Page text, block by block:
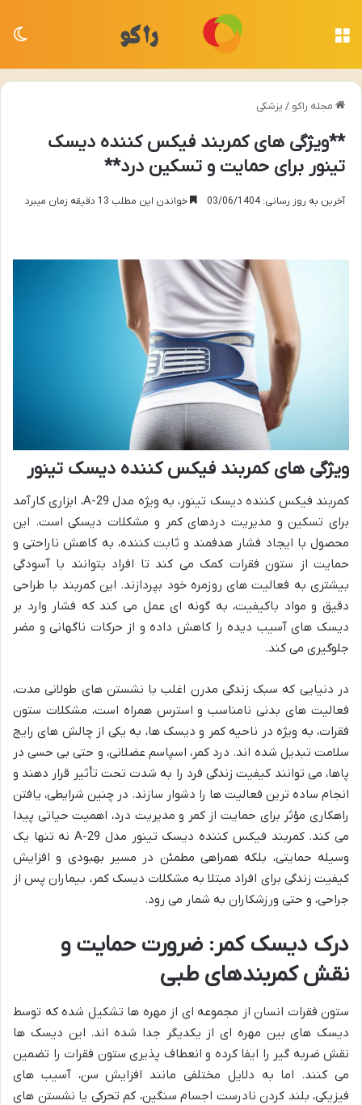
مجله راکو / پزشکی
**ویژگی های کمربند فیکس کننده دیسک
تینور برای حمایت و تسکین درد**
آخرین به روز رسانی: 03/06/1404 خواندن این مطلب 13 دقیقه زمان میبرد
ویژگی های کمربند فیکس کننده دیسک تینور
کمربند فیکس کننده دیسک تینور، به ویژه مدل A-29، ابزاری کارآمد
برای تسکین و مدیریت دردهای کمر و مشکلات دیسکی است. این
محصول با ایجاد فشار هدفمند و ثابت کننده، به کاهش ناراحتی و
حمایت از ستون فقرات کمک می کند تا افراد بتوانند با آسودگی
بیشتری به فعالیت های روزمره خود بپردازند. این کمربند با طراحی
دقیق و مواد باکیفیت، به گونه ای عمل می کند که فشار وارد بر
دیسک های آسیب دیده را کاهش داده و از حرکات ناگهانی و مضر
جلوگیری می کند.
در دنیایی که سبک زندگی مدرن اغلب با نشستن های طولانی مدت،
فعالیت های بدنی نامناسب و استرس همراه است، مشکلات ستون
فقرات، به ویژه در ناحیه کمر و دیسک ها، به یکی از چالش های رایج
سلامت تبدیل شده اند. درد کمر، اسپاسم عضلانی، و حتی بی حسی در
پاها، می توانند کیفیت زندگی فرد را به شدت تحت تأثیر قرار دهند و
انجام ساده ترین فعالیت ها را دشوار سازند. در چنین شرایطی، یافتن
راهکاری مؤثر برای حمایت از کمر و مدیریت درد، اهمیت حیاتی پیدا
می کند. کمربند فیکس کننده دیسک تینور مدل A-29 نه تنها یک
وسیله حمایتی، بلکه همراهی مطمئن در مسیر بهبودی و افزایش
کیفیت زندگی برای افراد مبتلا به مشکلات دیسک کمر، بیماران پس از
جراحی، و حتی ورزشکاران به شمار می رود.
درک دیسک کمر: ضرورت حمایت و
نقش کمربندهای طبی
ستون فقرات انسان از مجموعه ای از مهره ها تشکیل شده که توسط
دیسک های بین مهره ای از یکدیگر جدا شده اند. این دیسک ها
نقش ضربه گیر را ایفا کرده و انعطاف پذیری ستون فقرات را تضمین
می کنند. اما به دلایل مختلفی مانند افزایش سن، آسیب های
فیزیکی، بلند کردن نادرست اجسام سنگین، کم تحرکی یا نشستن های